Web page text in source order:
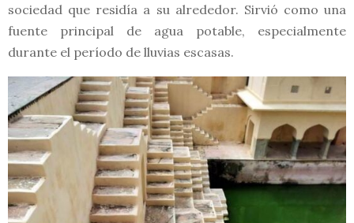
sociedad que residía a su alrededor. Sirvió como una
fuente principal de agua potable, especialmente
durante el período de lluvias escasas.